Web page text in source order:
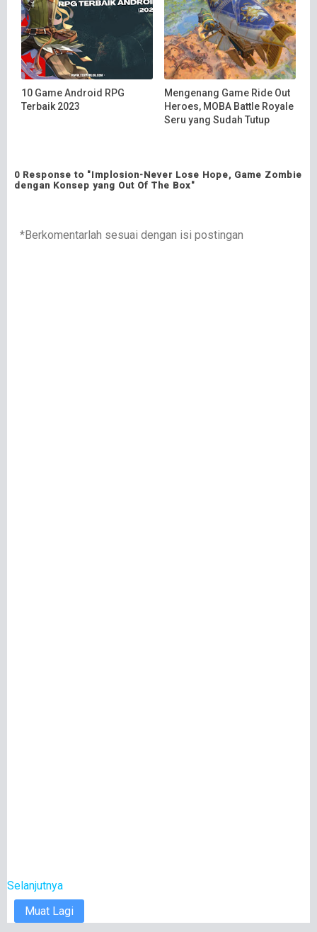
10 Game Android RPG
Terbaik 2023
Mengenang Game Ride Out
Heroes, MOBA Battle Royale
Seru yang Sudah Tutup
0 Response to "Implosion-Never Lose Hope, Game Zombie
dengan Konsep yang Out Of The Box"
*Berkomentarlah sesuai dengan isi postingan
Selanjutnya
Muat Lagi